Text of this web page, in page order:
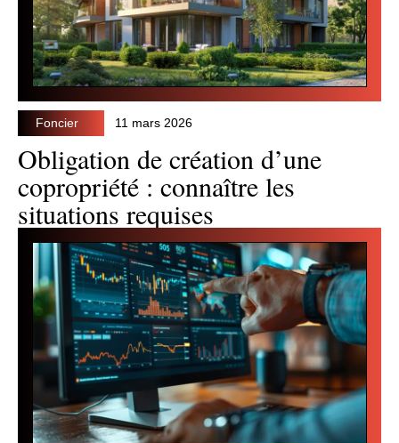
Foncier 11 mars 2026
Obligation de création d’une
copropriété : connaître les
situations requises